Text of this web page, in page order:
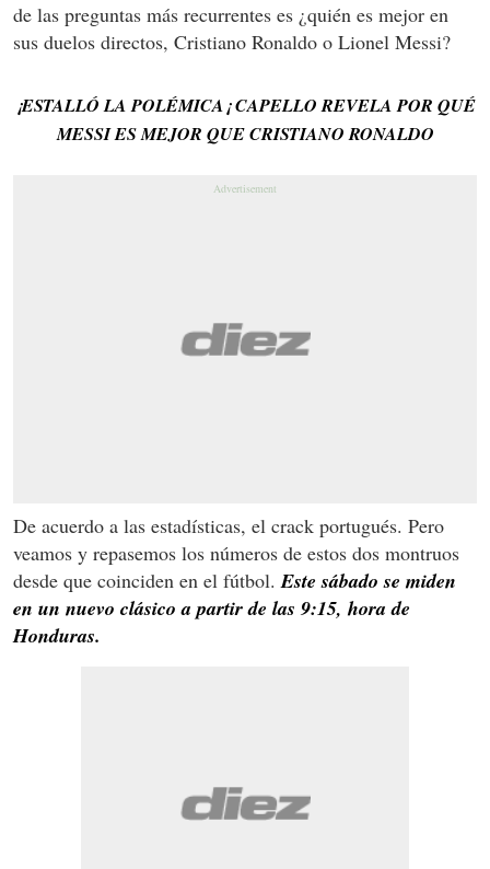
de las preguntas más recurrentes es ¿quién es mejor en
sus duelos directos, Cristiano Ronaldo o Lionel Messi?
¡ESTALLÓ LA POLÉMICA¡ CAPELLO REVELA POR QUÉ
MESSI ES MEJOR QUE CRISTIANO RONALDO
De acuerdo a las estadísticas, el crack portugués. Pero
veamos y repasemos los números de estos dos montruos
desde que coinciden en el fútbol.Este sábado se miden
en un nuevo clásico a partir de las 9:15, hora de
Honduras.